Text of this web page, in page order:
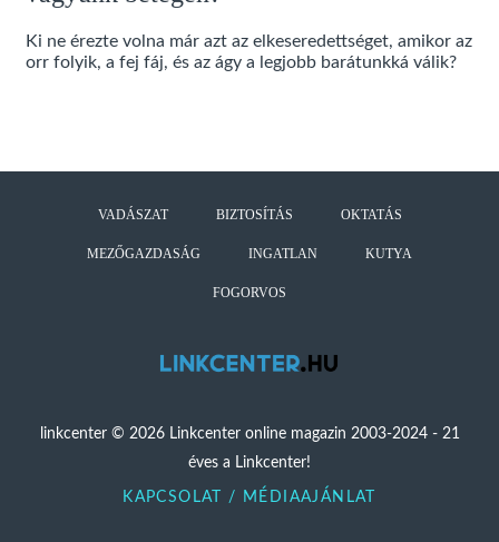
Ki ne érezte volna már azt az elkeseredettséget, amikor az
orr folyik, a fej fáj, és az ágy a legjobb barátunkká válik?
VADÁSZAT BIZTOSÍTÁS OKTATÁS
MEZŐGAZDASÁG INGATLAN KUTYA
FOGORVOS
linkcenter © 2026 Linkcenter online magazin 2003-2024 - 21
éves a Linkcenter!
KAPCSOLAT / MÉDIAAJÁNLAT